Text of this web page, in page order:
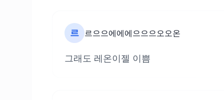
르 르으으에에에으으으오오온
그래도 레온이젤 이쁨